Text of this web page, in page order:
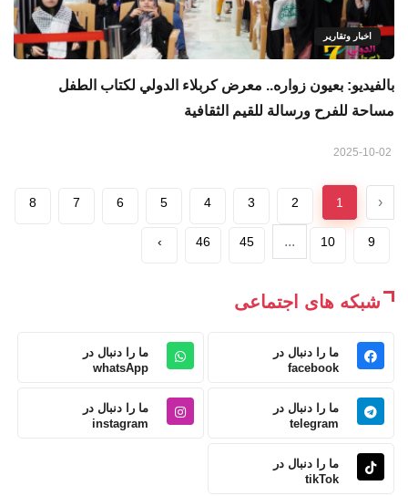
اخبار وتقارير
بالفيديو: بعيون زواره.. معرض كربلاء الدولي لكتاب الطفل
مساحة للفرح ورسالة للقيم الثقافية
‹
1
2
3
4
5
6
7
8
9
10
...
45
46
›
شبکه های اجتماعی
ما را دنبال در
facebook
ما را دنبال در
whatsApp
ما را دنبال در
telegram
ما را دنبال در
instagram
ما را دنبال در
tikTok